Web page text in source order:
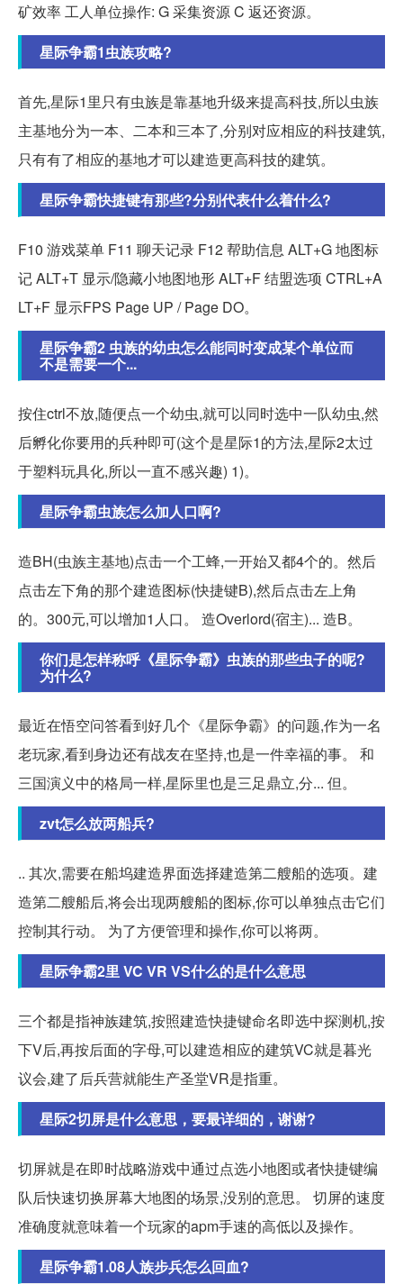
矿效率 工人单位操作: G 采集资源 C 返还资源。
星际争霸1虫族攻略?
首先,星际1里只有虫族是靠基地升级来提高科技,所以虫族
主基地分为一本、二本和三本了,分别对应相应的科技建筑,
只有有了相应的基地才可以建造更高科技的建筑。
星际争霸快捷键有那些?分别代表什么着什么?
F10 游戏菜单 F11 聊天记录 F12 帮助信息 ALT+G 地图标
记 ALT+T 显示/隐藏小地图地形 ALT+F 结盟选项 CTRL+A
LT+F 显示FPS Page UP / Page DO。
星际争霸2 虫族的幼虫怎么能同时变成某个单位而
不是需要一个...
按住ctrl不放,随便点一个幼虫,就可以同时选中一队幼虫,然
后孵化你要用的兵种即可(这个是星际1的方法,星际2太过
于塑料玩具化,所以一直不感兴趣) 1)。
星际争霸虫族怎么加人口啊?
造BH(虫族主基地)点击一个工蜂,一开始又都4个的。然后
点击左下角的那个建造图标(快捷键B),然后点击左上角
的。300元,可以增加1人口。 造Overlord(宿主)... 造B。
你们是怎样称呼《星际争霸》虫族的那些虫子的呢?
为什么?
最近在悟空问答看到好几个《星际争霸》的问题,作为一名
老玩家,看到身边还有战友在坚持,也是一件幸福的事。 和
三国演义中的格局一样,星际里也是三足鼎立,分... 但。
zvt怎么放两船兵?
.. 其次,需要在船坞建造界面选择建造第二艘船的选项。建
造第二艘船后,将会出现两艘船的图标,你可以单独点击它们
控制其行动。 为了方便管理和操作,你可以将两。
星际争霸2里 VC VR VS什么的是什么意思
三个都是指神族建筑,按照建造快捷键命名即选中探测机,按
下V后,再按后面的字母,可以建造相应的建筑VC就是暮光
议会,建了后兵营就能生产圣堂VR是指重。
星际2切屏是什么意思，要最详细的，谢谢?
切屏就是在即时战略游戏中通过点选小地图或者快捷键编
队后快速切换屏幕大地图的场景,没别的意思。 切屏的速度
准确度就意味着一个玩家的apm手速的高低以及操作。
星际争霸1.08人族步兵怎么回血?